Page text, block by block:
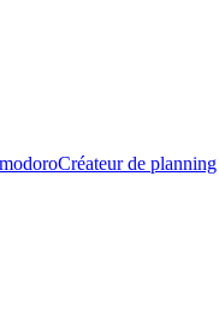
Créateur de planning